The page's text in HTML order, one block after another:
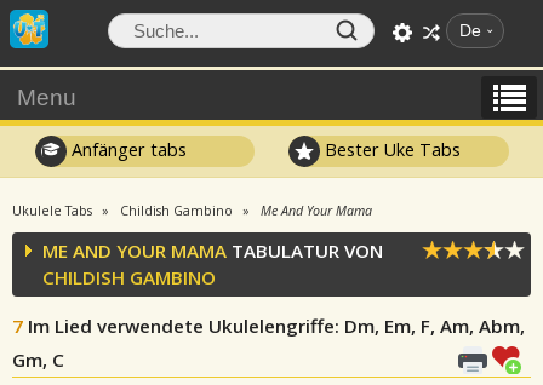
De
Menu
Anfänger tabs Bester Uke Tabs
Ukulele Tabs Childish Gambino Me And Your Mama
ME AND YOUR MAMA TABULATUR VON
CHILDISH GAMBINO
7 Im Lied verwendete Ukulelengriffe: Dm, Em, F, Am, Abm,
Gm, C